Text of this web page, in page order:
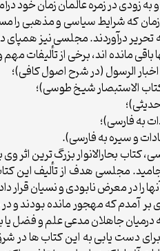
زودى در زمره عالمان زمان خود
كه شرايط سياسى و مذهبى را
درآوردند. مجلسى نيز همپاى
مانده اند، برخى از تأليفات مهم
الرسول (در شرح اصول كافى)؛
الاستبصار شيخ طوسى)؛
به فارسى)؛
و سيره به فارسى).
كتاب بحارالانوار بزرگ ترين
مجلسى هدف از تأليف اين
را در معرض نابودى و نسيان قرار
آمدم كه مهجور مانده بودند و
درميان جاهلان مدعى علم و فضل
دست يابى به اين كتاب ها در